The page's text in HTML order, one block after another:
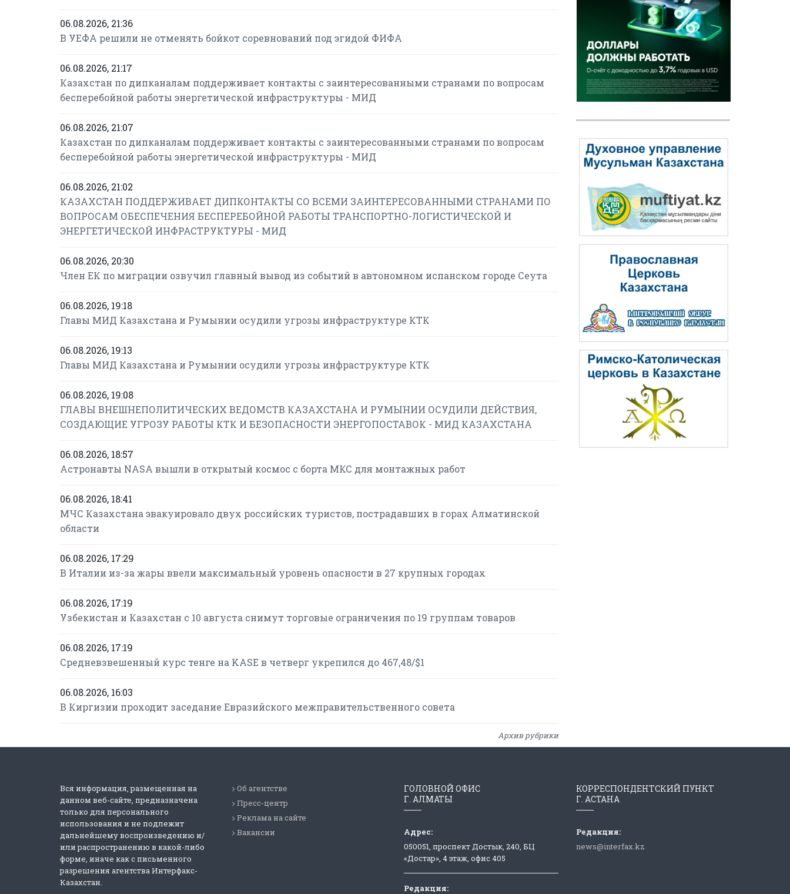
06.08.2026, 21:36
В УЕФА решили не отменять бойкот соревнований под эгидой ФИФА
06.08.2026, 21:17
Казахстан по дипканалам поддерживает контакты с заинтересованными странами по вопросам
бесперебойной работы энергетической инфраструктуры - МИД
06.08.2026, 21:07
Казахстан по дипканалам поддерживает контакты с заинтересованными странами по вопросам
бесперебойной работы энергетической инфраструктуры - МИД
06.08.2026, 21:02
КАЗАХСТАН ПОДДЕРЖИВАЕТ ДИПКОНТАКТЫ СО ВСЕМИ ЗАИНТЕРЕСОВАННЫМИ СТРАНАМИ ПО
ВОПРОСАМ ОБЕСПЕЧЕНИЯ БЕСПЕРЕБОЙНОЙ РАБОТЫ ТРАНСПОРТНО-ЛОГИСТИЧЕСКОЙ И
ЭНЕРГЕТИЧЕСКОЙ ИНФРАСТРУКТУРЫ - МИД
06.08.2026, 20:30
Член ЕК по миграции озвучил главный вывод из событий в автономном испанском городе Сеута
06.08.2026, 19:18
Главы МИД Казахстана и Румынии осудили угрозы инфраструктуре КТК
06.08.2026, 19:13
Главы МИД Казахстана и Румынии осудили угрозы инфраструктуре КТК
06.08.2026, 19:08
ГЛАВЫ ВНЕШНЕПОЛИТИЧЕСКИХ ВЕДОМСТВ КАЗАХСТАНА И РУМЫНИИ ОСУДИЛИ ДЕЙСТВИЯ,
СОЗДАЮЩИЕ УГРОЗУ РАБОТЫ КТК И БЕЗОПАСНОСТИ ЭНЕРГОПОСТАВОК - МИД КАЗАХСТАНА
06.08.2026, 18:57
Астронавты NASA вышли в открытый космос с борта МКС для монтажных работ
06.08.2026, 18:41
МЧС Казахстана эвакуировало двух российских туристов, пострадавших в горах Алматинской
области
06.08.2026, 17:29
В Италии из-за жары ввели максимальный уровень опасности в 27 крупных городах
06.08.2026, 17:19
Узбекистан и Казахстан с 10 августа снимут торговые ограничения по 19 группам товаров
06.08.2026, 17:19
Средневзвешенный курс тенге на KASE в четверг укрепился до 467,48/$1
06.08.2026, 16:03
В Киргизии проходит заседание Евразийского межправительственного совета
Архив рубрики
Вся информация, размещенная на
данном веб-сайте, предназначена
только для персонального
использования и не подлежит
дальнейшему воспроизведению и/
или распространению в какой-либо
форме, иначе как с письменного
разрешения агентства Интерфакс-
Казахстан.
Об агентстве
Пресс-центр
Реклама на сайте
Вакансии
ГОЛОВНОЙ ОФИС
Г. АЛМАТЫ
Адрес:
050051, проспект Достык, 240, БЦ
«Достар», 4 этаж, офис 405
Редакция:
КОРРЕСПОНДЕНТСКИЙ ПУНКТ
Г. АСТАНА
Редакция:
news@interfax.kz